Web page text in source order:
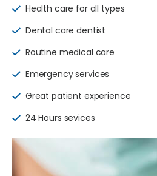
Health care for all types
Dental care dentist
Routine medical care
Emergency services
Great patient experience
24 Hours sevices